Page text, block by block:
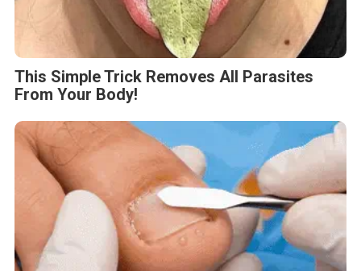
This Simple Trick Removes All Parasites
From Your Body!